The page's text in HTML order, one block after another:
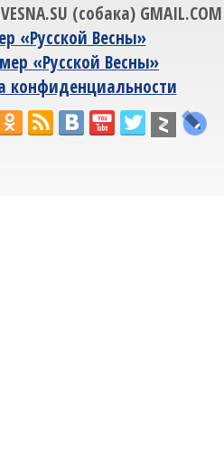
(собака) GMAIL.COM
«Русской Весны»
«Русской Весны»
конфиденциальности